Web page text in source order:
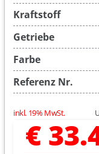
Kraftstoff
Getriebe
Farbe
Referenz Nr.
inkl. 19% MwSt.
€